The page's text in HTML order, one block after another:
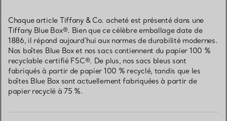
Chaque article Tiffany & Co. acheté est présenté dans une
Tiffany Blue Box®. Bien que ce célèbre emballage date de
1886, il répond aujourd’hui aux normes de durabilité modernes.
Nos boîtes Blue Box et nos sacs contiennent du papier 100 %
recyclable certifié FSC®. De plus, nos sacs bleus sont
fabriqués à partir de papier 100 % recyclé, tandis que les
boîtes Blue Box sont actuellement fabriquées à partir de
papier recyclé à 75 %.